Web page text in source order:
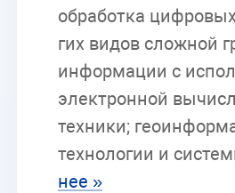
об­ра­бот­ка
гих ви­дов слож­ной
ин­фор­ма­ции с
элек­трон­ной
тех­ни­ки;
тех­но­ло­гии и
нее »